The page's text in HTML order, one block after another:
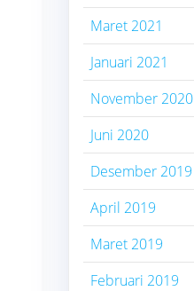
Maret 2021
Januari 2021
November 2020
Juni 2020
Desember 2019
April 2019
Maret 2019
Februari 2019